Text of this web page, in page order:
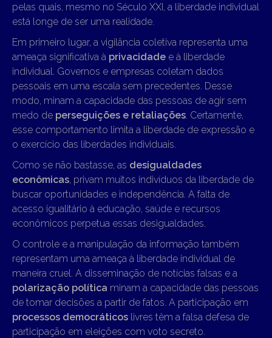
pelas quais, mesmo no Século XXI, a liberdade individual
está longe de ser uma realidade.
Em primeiro lugar, a vigilância coletiva representa uma
ameaça significativa à privacidade e à liberdade
individual. Governos e empresas coletam dados
pessoais em uma escala sem precedentes. Desse
modo, minam a capacidade das pessoas de agir sem
medo de perseguições e retaliações . Certamente,
esse comportamento limita a liberdade de expressão e
o exercício das liberdades individuais.
Como se não bastasse, as desigualdades
econômicas , privam muitos indivíduos da liberdade de
buscar oportunidades e independência. A falta de
acesso igualitário à educação, saúde e recursos
econômicos perpetua essas desigualdades.
O controle e a manipulação da informação também
representam uma ameaça à liberdade individual de
maneira cruel. A disseminação de notícias falsas e a
polarização política minam a capacidade das pessoas
de tomar decisões a partir de fatos. A participação em
processos democráticos livres têm a falsa defesa de
participação em eleições com voto secreto.